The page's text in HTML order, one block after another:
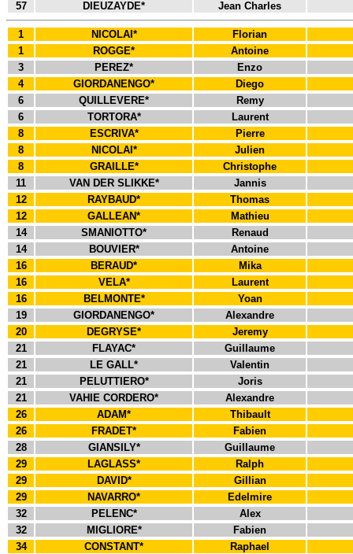
57 DIEUZAYDE* Jean Charles
1 NICOLAI*
Florian
1
ROGGE*
Antoine
3
PEREZ*
Enzo
4
GIORDANENGO*
Diego
6
QUILLEVERE*
Remy
6
TORTORA*
Laurent
8
ESCRIVA*
Pierre
8
NICOLAI*
Julien
8
GRAILLE*
Christophe
11
VAN DER SLIKKE*
Jannis
12
RAYBAUD*
Thomas
12
GALLEAN*
Mathieu
14
SMANIOTTO*
Renaud
14
BOUVIER*
Antoine
16
BERAUD*
Mika
16
VELA*
Laurent
16
BELMONTE*
Yoan
19
GIORDANENGO*
Alexandre
20
DEGRYSE*
Jeremy
21
FLAYAC*
Guillaume
21
LE GALL*
Valentin
21
PELUTTIERO*
Joris
21
VAHIE CORDERO*
Alexandre
26
ADAM*
Thibault
26
FRADET*
Fabien
28
GIANSILY*
Guillaume
29
LAGLASS*
Ralph
29
DAVID*
Gillian
29
NAVARRO*
Edelmire
32
PELENC*
Alex
32
MIGLIORE*
Fabien
34
CONSTANT*
Raphael